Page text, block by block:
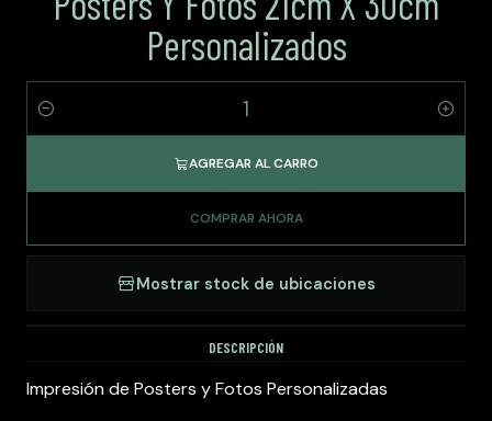
Personalizados
Cantidad
AGREGAR AL CARRO
COMPRAR AHORA
Mostrar stock de ubicaciones
DESCRIPCIÓN
Impresión de Posters y Fotos Personalizadas